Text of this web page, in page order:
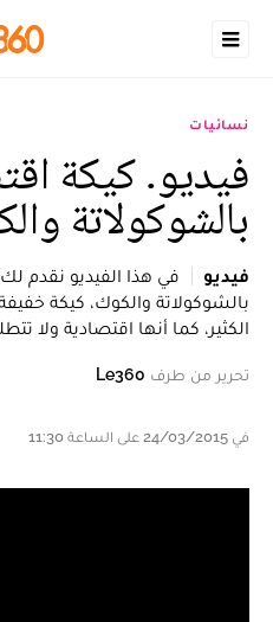
نسائيات
فيديو. كيكة
بالشوكولاتة
فيديو
في هذا الفيديو نقدم
بالشوكولاتة والكوك، كيكة
الكثير، كما أنها اقتصادية ولا
تحرير من طرف Le360
في 24/03/2015 على الساعة 11:30